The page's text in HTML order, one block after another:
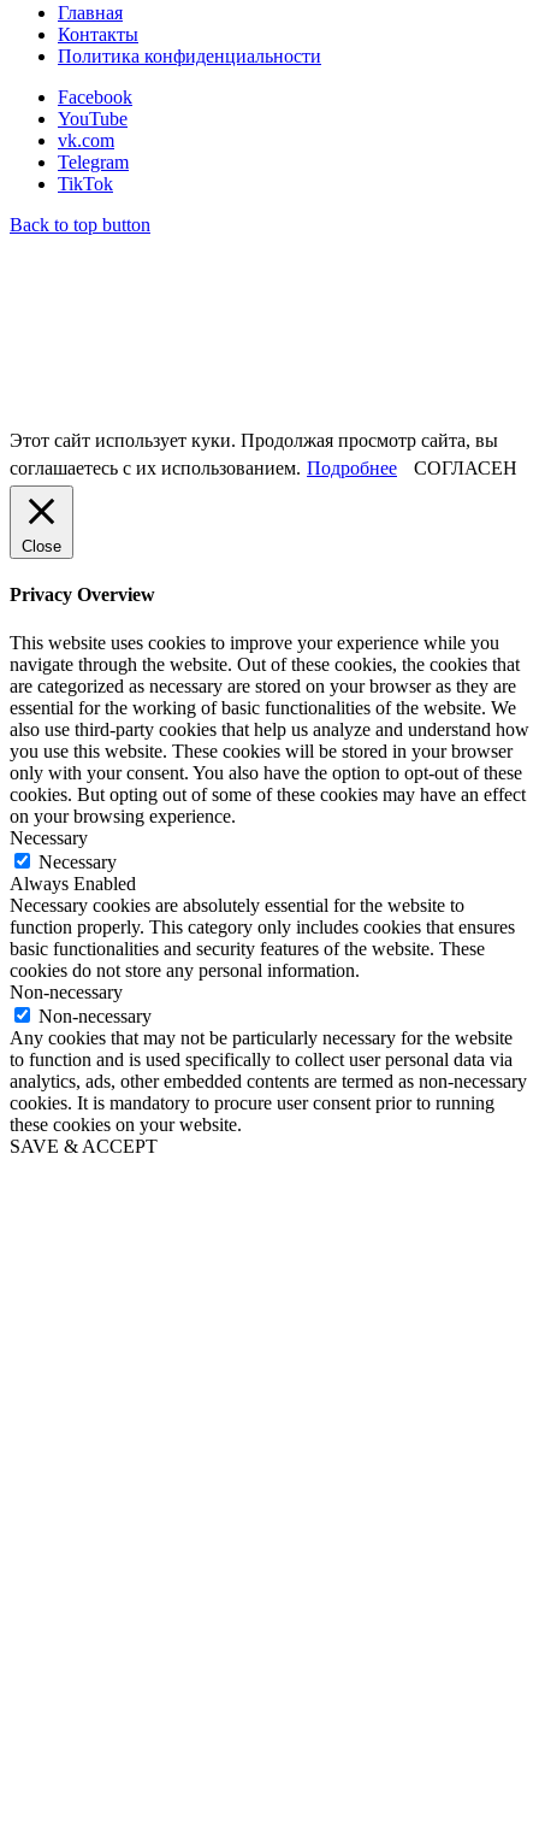
Главная
Контакты
Политика конфиденциальности
Facebook
YouTube
vk.com
Telegram
TikTok
Back to top button
Этот сайт использует куки. Продолжая просмотр сайта, вы
соглашаетесь с их использованием. Подробнее СОГЛАСЕН
Close
Privacy Overview
This website uses cookies to improve your experience while you
navigate through the website. Out of these cookies, the cookies that
are categorized as necessary are stored on your browser as they are
essential for the working of basic functionalities of the website. We
also use third-party cookies that help us analyze and understand how
you use this website. These cookies will be stored in your browser
only with your consent. You also have the option to opt-out of these
cookies. But opting out of some of these cookies may have an effect
on your browsing experience.
Necessary
Necessary
Always Enabled
Necessary cookies are absolutely essential for the website to
function properly. This category only includes cookies that ensures
basic functionalities and security features of the website. These
cookies do not store any personal information.
Non-necessary
Non-necessary
Any cookies that may not be particularly necessary for the website
to function and is used specifically to collect user personal data via
analytics, ads, other embedded contents are termed as non-necessary
cookies. It is mandatory to procure user consent prior to running
these cookies on your website.
SAVE & ACCEPT